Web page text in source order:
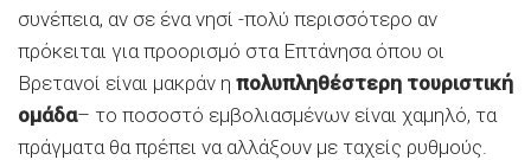
συνέπεια, αν σε ένα νησί -πολύ περισσότερο αν
πρόκειται για προορισμό στα Επτάνησα όπου οι
Βρετανοί είναι μακράν η πολυπληθέστερη τουριστική
ομάδα– το ποσοστό εμβολιασμένων είναι χαμηλό, τα
πράγματα θα πρέπει να αλλάξουν με ταχείς ρυθμούς.